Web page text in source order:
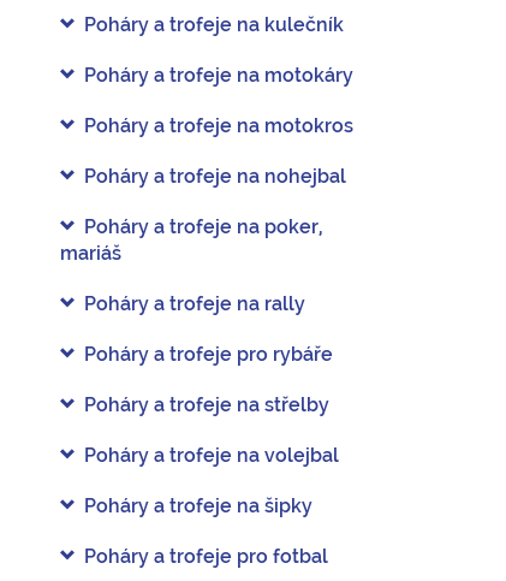
Poháry a trofeje na kulečník
Poháry a trofeje na motokáry
Poháry a trofeje na motokros
Poháry a trofeje na nohejbal
Poháry a trofeje na poker,
mariáš
Poháry a trofeje na rally
Poháry a trofeje pro rybáře
Poháry a trofeje na střelby
Poháry a trofeje na volejbal
Poháry a trofeje na šipky
Poháry a trofeje pro fotbal